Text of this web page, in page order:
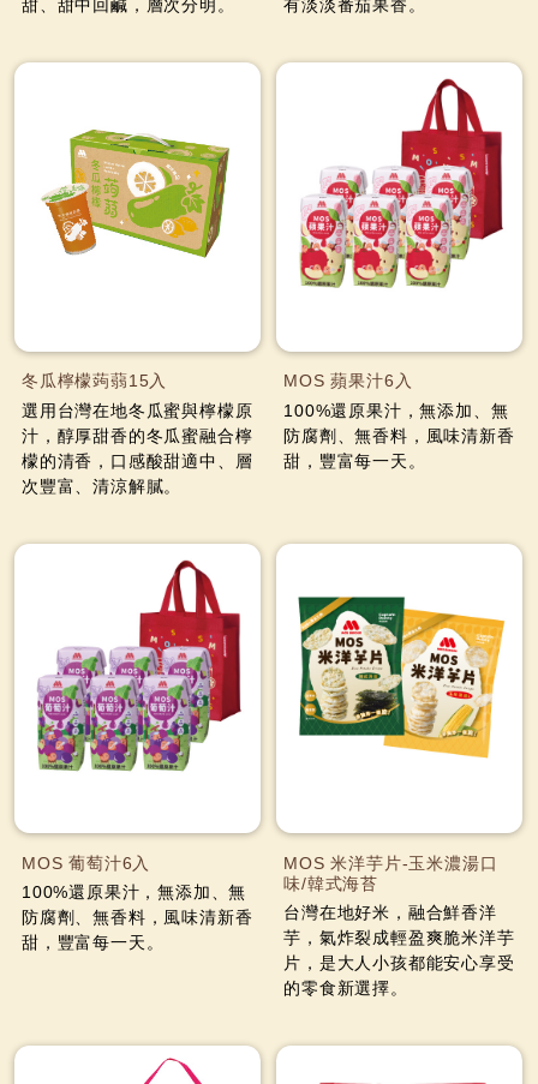
甜、甜中回鹹，層次分明。
有淡淡番茄果香。
冬瓜檸檬蒟蒻15入
選用台灣在地冬瓜蜜與檸檬原
汁，醇厚甜香的冬瓜蜜融合檸
檬的清香，口感酸甜適中、層
次豐富、清涼解膩。
MOS 蘋果汁6入
100%還原果汁，無添加、無
防腐劑、無香料，風味清新香
甜，豐富每一天。
MOS 葡萄汁6入
100%還原果汁，無添加、無
防腐劑、無香料，風味清新香
甜，豐富每一天。
MOS 米洋芋片-玉米濃湯口
味/韓式海苔
台灣在地好米，融合鮮香洋
芋，氣炸裂成輕盈爽脆米洋芋
片，是大人小孩都能安心享受
的零食新選擇。